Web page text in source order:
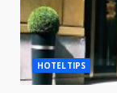
HOTELTIPS